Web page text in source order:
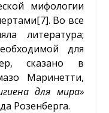
мифологии
[7]. Во все
литература;
для
сказано в
Маринетти,
для мира»
Розенберга.